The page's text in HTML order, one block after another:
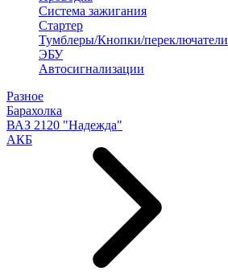
Система зажигания
Стартер
Тумблеры/Кнопки/переключатели
ЭБУ
Автосигнализации
Разное
Барахолка
ВАЗ 2120 "Надежда"
АКБ